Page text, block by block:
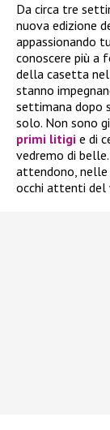
Da circa tre
nuova edizione
appassionando
conoscere più a
della casetta
stanno
settimana dopo
solo. Non sono
primi litigi e di
vedremo di
attendono,
occhi attenti del